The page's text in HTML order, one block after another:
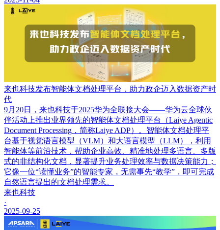
来也科技发布智能体文档处理平台，助力政企迈入数据资产时
代
9月20日，来也科技于2025华为全联接大会——华为云全球伙
伴活动上推出业界领先的智能体文档处理平台（Laiye Agentic
Document Processing，简称Laiye ADP）。智能体文档处理平
台基于视觉语言模型（VLM）和大语言模型（LLM），利用
智能体等前沿技术，帮助企业高效、精准地处理多语言、多版
式的非结构化文档，显著提升业务处理效率与数据决策能力；
它像一位“读懂业务”的智能专家，无需事先“教学”，即可完成
自然语言提出的文档处理需求。
来也科技
·
2025-09-25